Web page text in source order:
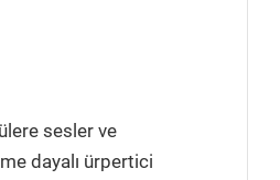
sesler ve
dayalı ürpertici